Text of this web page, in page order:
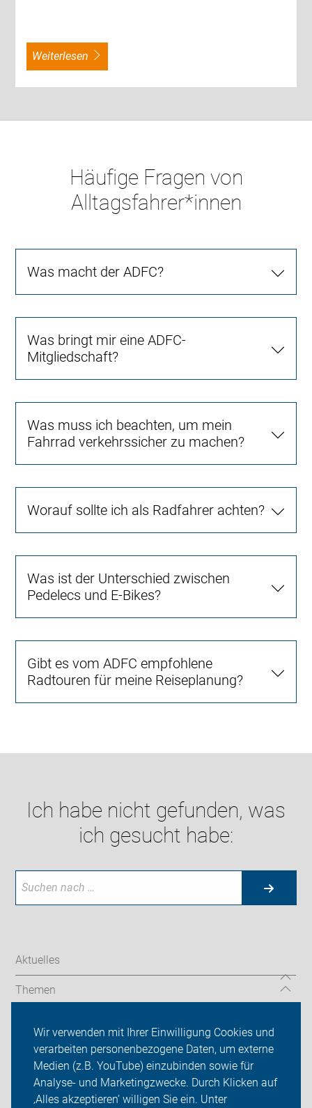
Wir verwenden mit Ihrer Einwilligung Cookies und
verarbeiten personenbezogene Daten, um externe
Medien (z.B. YouTube) einzubinden sowie für
Analyse- und Marketingzwecke. Durch Klicken auf
‚Alles akzeptieren‘ willigen Sie ein. Unter
weiterlesen
Häufige Fragen von
Alltagsfahrer*innen
Was macht der ADFC?
Was bringt mir eine ADFC-
Mitgliedschaft?
Was muss ich beachten, um mein
Fahrrad verkehrssicher zu machen?
Worauf sollte ich als Radfahrer achten?
Was ist der Unterschied zwischen
Pedelecs und E-Bikes?
Gibt es vom ADFC empfohlene
Radtouren für meine Reiseplanung?
Ich habe nicht gefunden, was
ich gesucht habe:
Aktuelles
Themen
Das machen wir
Sei dabei